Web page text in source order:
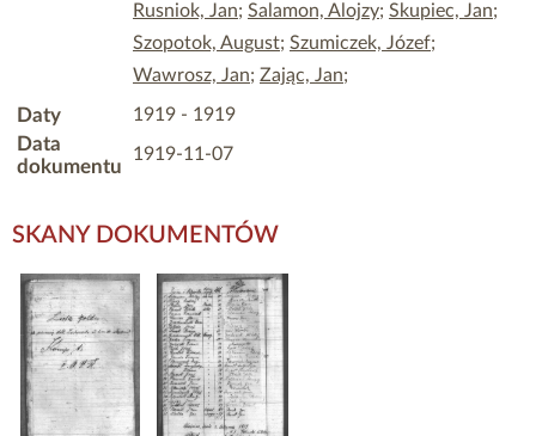
Rusniok, Jan; Salamon, Alojzy; Skupiec, Jan;
Szopotok, August; Szumiczek, Józef;
Wawrosz, Jan; Zając, Jan;
Daty 1919 - 1919
Data
dokumentu
1919-11-07
SKANY DOKUMENTÓW